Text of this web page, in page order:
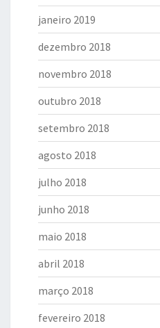
janeiro 2019
dezembro 2018
novembro 2018
outubro 2018
setembro 2018
agosto 2018
julho 2018
junho 2018
maio 2018
abril 2018
março 2018
fevereiro 2018